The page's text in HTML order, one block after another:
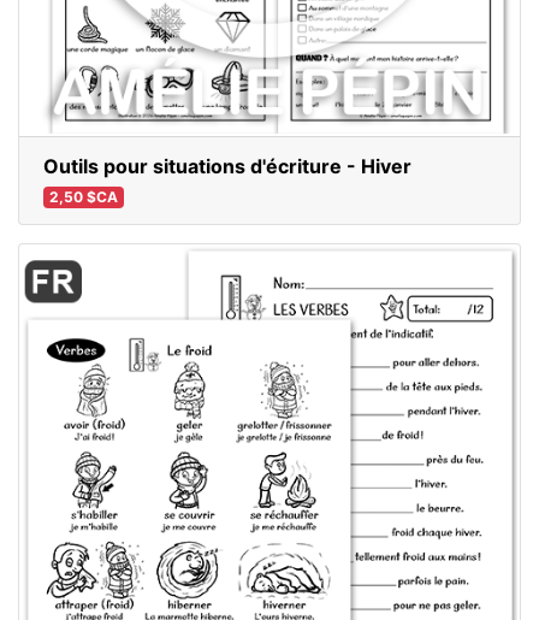
Outils pour situations d'écriture - Hiver
2,50 $CA